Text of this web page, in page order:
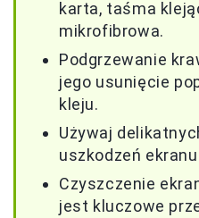
karta, taśma
mikrofibrowa.
Podgrzewanie
jego usunięcie
kleju.
Używaj
uszkodzeń
Czyszczenie
jest kluczowe